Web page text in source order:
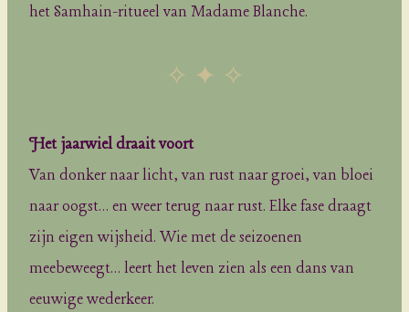
het Samhain-ritueel van Madame Blanche.
✧ ✦ ✧
Het jaarwiel draait voort
Van donker naar licht, van rust naar groei, van bloei
naar oogst… en weer terug naar rust. Elke fase draagt
zijn eigen wijsheid. Wie met de seizoenen
meebeweegt… leert het leven zien als een dans van
eeuwige wederkeer.